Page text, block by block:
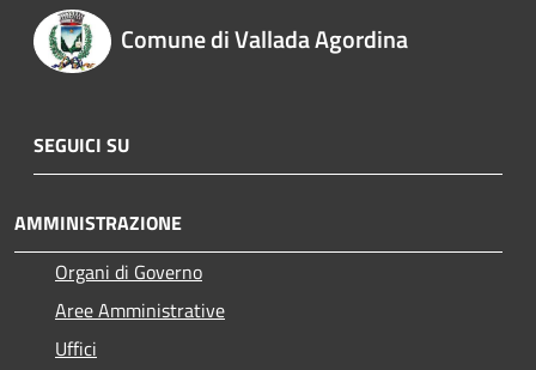
Comune di Vallada Agordina
SEGUICI SU
AMMINISTRAZIONE
Organi di Governo
Aree Amministrative
Uffici